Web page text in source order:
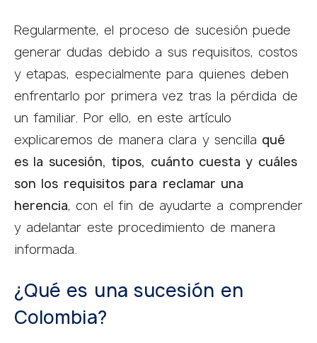
Regularmente, el proceso de sucesión puede
generar dudas debido a sus requisitos, costos
y etapas, especialmente para quienes deben
enfrentarlo por primera vez tras la pérdida de
un familiar. Por ello, en este artículo
explicaremos de manera clara y sencilla qué
es la sucesión, tipos, cuánto cuesta y cuáles
son los requisitos para reclamar una
herencia, con el fin de ayudarte a comprender
y adelantar este procedimiento de manera
informada.
¿Qué es una sucesión en
Colombia?